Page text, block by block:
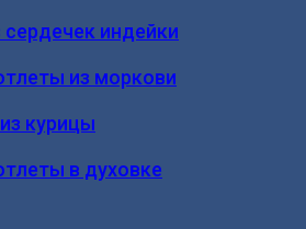
индейки
из моркови
курицы
в духовке